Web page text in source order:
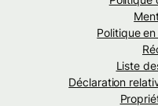
Politique
Liste
Déclaration